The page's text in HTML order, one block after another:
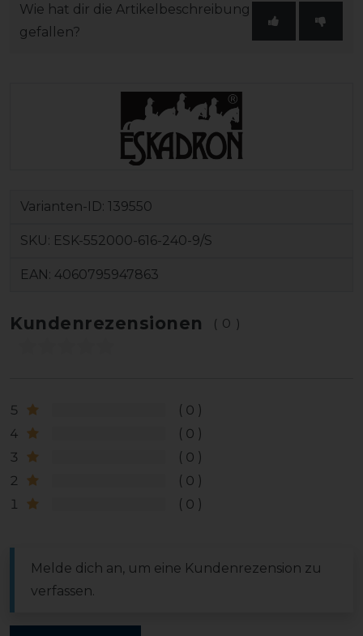
Wie hat dir die Artikelbeschreibung
gefallen?
Varianten-ID: 139550
SKU: ESK-552000-616-240-9/S
EAN: 4060795947863
Kundenrezensionen (0)
5
0
4
0
3
0
2
0
1
0
Melde dich an, um eine Kundenrezension zu
verfassen.